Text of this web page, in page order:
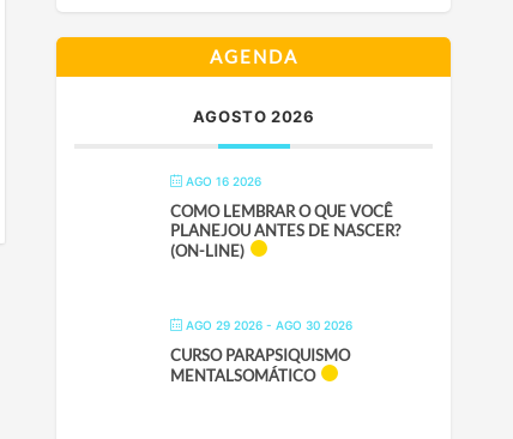
AGENDA
AGOSTO 2026
AGO 16 2026
COMO LEMBRAR O QUE VOCÊ
PLANEJOU ANTES DE NASCER?
(ON-LINE)
AGO 29 2026 - AGO 30 2026
CURSO PARAPSIQUISMO
MENTALSOMÁTICO